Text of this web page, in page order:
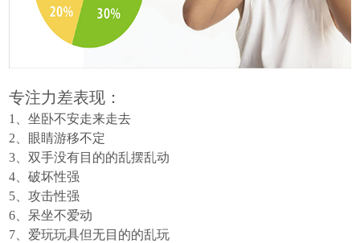
专注力差表现：
1
、坐卧不安走来走去
2 、眼睛游移不定
3、双手没有目的的乱摆乱动
4、破坏性强
5、攻击性强
6、呆坐不爱动
7、爱玩玩具但无目的的乱玩